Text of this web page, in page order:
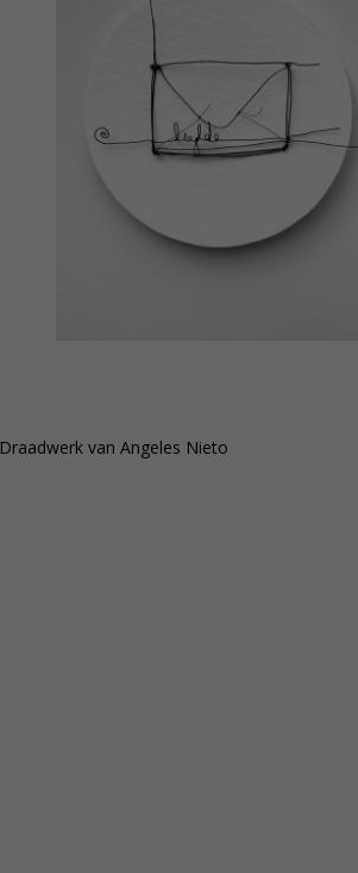
Draadwerk van Angeles Nieto